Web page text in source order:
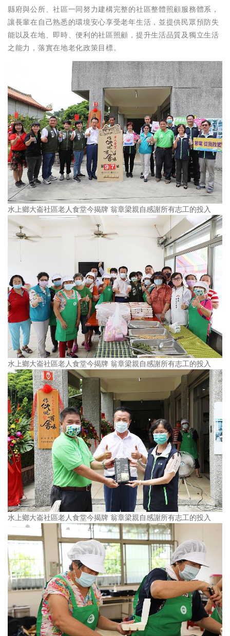
縣府與公所、社區一同努力建構完整的社區整體照顧服務體系，
讓長輩在自己熟悉的環境安心享受老年生活，並提供民眾預防失
能以及在地、即時、便利的社區照顧，提升生活品質及獨立生活
之能力，落實在地老化政策目標。
水上鄉大崙社區老人食堂今揭牌 翁章梁親自感謝所有志工的投入
水上鄉大崙社區老人食堂今揭牌 翁章梁親自感謝所有志工的投入
水上鄉大崙社區老人食堂今揭牌 翁章梁親自感謝所有志工的投入